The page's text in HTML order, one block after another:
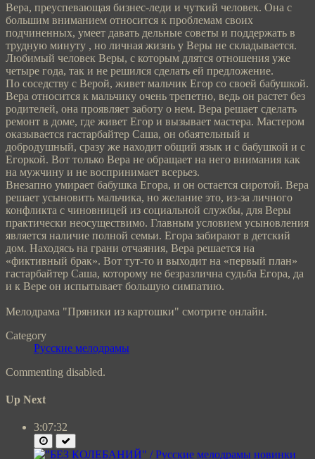
Вера, преуспевающая бизнес-леди и чуткий человек. Она с
большим вниманием относится к проблемам своих
подчиненных, умеет давать дельные советы и поддержать в
трудную минуту , но личная жизнь у Веры не складывается.
Любимый человек Веры, с которым длятся отношения уже
четыре года, так и не решился сделать ей предложение.
По соседству с Верой, живет мальчик Егор со своей бабушкой.
Вера относится к мальчику очень трепетно, ведь он растет без
родителей, она проявляет заботу о нем. Вера решает сделать
ремонт в доме, где живет Егор и вызывает мастера. Мастером
оказывается гастарбайтер Саша, он обаятельный и
добродушный, сразу же находит общий язык и с бабушкой и с
Егоркой. Вот только Вера не обращает на него внимания как
на мужчину и не воспринимает всерьез.
Внезапно умирает бабушка Егора, и он остается сиротой. Вера
решает усыновить мальчика, но желание это, из-за личного
конфликта с чиновницей из социальной службы, для Веры
практически неосуществимо. Главным условием усыновления
является наличие полной семьи. Егора забирают в детский
дом. Находясь на грани отчаяния, Вера решается на
«фиктивный брак». Вот тут-то и выходит на «первый план»
гастарбайтер Саша, которому не безразлична судьба Егора, да
и к Вере он испытывает большую симпатию.
Мелодрама "Пряники из картошки" смотрите онлайн.
Category
Русские мелодрамы
Commenting disabled.
Up Next
3:07:32